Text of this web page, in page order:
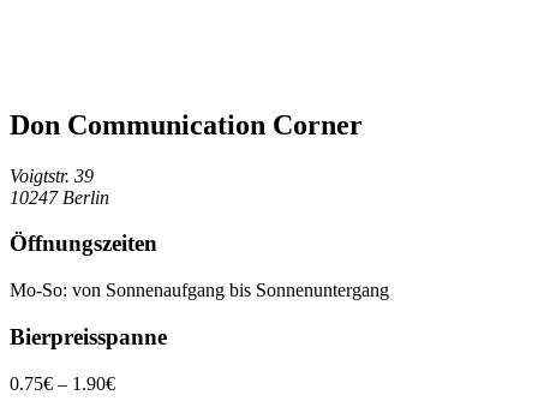
Don Communication Corner
Voigtstr. 39
10247 Berlin
Öffnungszeiten
Mo-So: von Sonnenaufgang bis Sonnenuntergang
Bierpreisspanne
0.75€ – 1.90€